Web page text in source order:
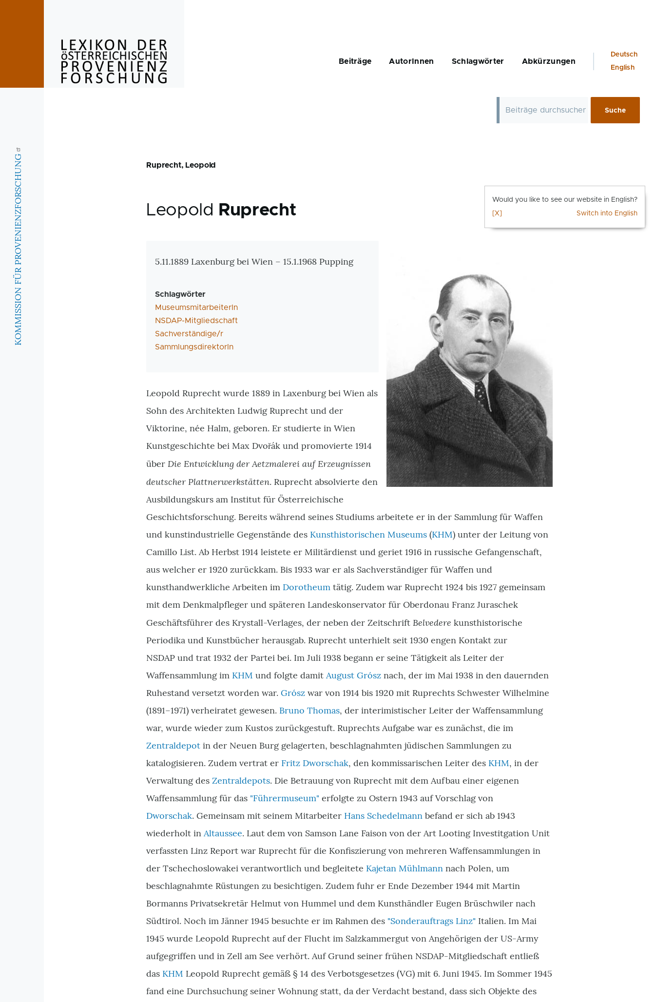
Beiträge AutorInnen Schlagwörter Abkürzungen
Language
switcher
Deutsch
English
Ruprecht, Leopold
Leopold Ruprecht
Zusatzinformationen
5.11.1889 Laxenburg bei Wien – 15.1.1968 Pupping
Schlagwörter
MuseumsmitarbeiterIn
NSDAP-Mitgliedschaft
Sachverständige/r
SammlungsdirektorIn
Leopold Ruprecht wurde 1889 in Laxenburg bei Wien als
Sohn des Architekten Ludwig Ruprecht und der
Viktorine, née Halm, geboren. Er studierte in Wien
Kunstgeschichte bei Max Dvořák und promovierte 1914
über Die Entwicklung der Aetzmalerei auf Erzeugnissen
deutscher Plattnerwerkstätten. Ruprecht absolvierte den
Ausbildungskurs am Institut für Österreichische
Geschichtsforschung. Bereits während seines Studiums arbeitete er in der Sammlung für Waffen
und kunstindustrielle Gegenstände des Kunsthistorischen Museums (KHM) unter der Leitung von
Camillo List. Ab Herbst 1914 leistete er Militärdienst und geriet 1916 in russische Gefangenschaft,
aus welcher er 1920 zurückkam. Bis 1933 war er als Sachverständiger für Waffen und
kunsthandwerkliche Arbeiten im Dorotheum tätig. Zudem war Ruprecht 1924 bis 1927 gemeinsam
mit dem Denkmalpfleger und späteren Landeskonservator für Oberdonau Franz Juraschek
Geschäftsführer des Krystall-Verlages, der neben der Zeitschrift Belvedere kunsthistorische
Periodika und Kunstbücher herausgab. Ruprecht unterhielt seit 1930 engen Kontakt zur
NSDAP und trat 1932 der Partei bei. Im Juli 1938 begann er seine Tätigkeit als Leiter der
Waffensammlung im KHM und folgte damit August Grósz nach, der im Mai 1938 in den dauernden
Ruhestand versetzt worden war. Grósz war von 1914 bis 1920 mit Ruprechts Schwester Wilhelmine
(1891–1971) verheiratet gewesen. Bruno Thomas, der interimistischer Leiter der Waffensammlung
war, wurde wieder zum Kustos zurückgestuft. Ruprechts Aufgabe war es zunächst, die im
Zentraldepot in der Neuen Burg gelagerten, beschlagnahmten jüdischen Sammlungen zu
katalogisieren. Zudem vertrat er Fritz Dworschak, den kommissarischen Leiter des KHM, in der
Verwaltung des Zentraldepots. Die Betrauung von Ruprecht mit dem Aufbau einer eigenen
Waffensammlung für das "Führermuseum" erfolgte zu Ostern 1943 auf Vorschlag von
Dworschak. Gemeinsam mit seinem Mitarbeiter Hans Schedelmann befand er sich ab 1943
wiederholt in Altaussee. Laut dem von Samson Lane Faison von der Art Looting Investitgation Unit
verfassten Linz Report war Ruprecht für die Konfiszierung von mehreren Waffensammlungen in
der Tschechoslowakei verantwortlich und begleitete Kajetan Mühlmann nach Polen, um
beschlagnahmte Rüstungen zu besichtigen. Zudem fuhr er Ende Dezember 1944 mit Martin
Bormanns Privatsekretär Helmut von Hummel und dem Kunsthändler Eugen Brüschwiler nach
Südtirol. Noch im Jänner 1945 besuchte er im Rahmen des "Sonderauftrags Linz" Italien. Im Mai
1945 wurde Leopold Ruprecht auf der Flucht im Salzkammergut von Angehörigen der US-Army
aufgegriffen und in Zell am See verhört. Auf Grund seiner frühen NSDAP-Mitgliedschaft entließ
das KHM Leopold Ruprecht gemäß § 14 des Verbotsgesetzes (VG) mit 6. Juni 1945. Im Sommer 1945
fand eine Durchsuchung seiner Wohnung statt, da der Verdacht bestand, dass sich Objekte des
KOMMISSION FÜR PROVENIENZFORSCHUNG
Would you like to see our website in English?
Switch into English
[X]